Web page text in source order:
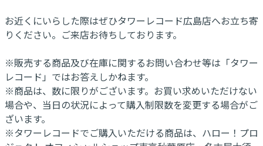
お近くにいらした際はぜひタワーレコード広島店へお立ち寄
りください。ご来店お待ちしております。
※販売する商品及び在庫に関するお問い合わせ等は「タワー
レコード」ではお答えしかねます。
※商品は、数に限りがございます。お買い求めいただけない
場合や、当日の状況によって購入制限数を変更する場合がご
ざいます。
※タワーレコードでご購入いただける商品は、ハロー！プロ